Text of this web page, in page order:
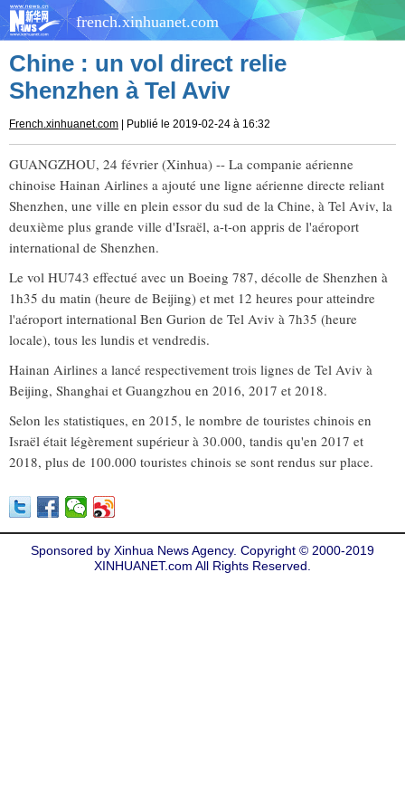
french.xinhuanet.com
Chine : un vol direct relie
Shenzhen à Tel Aviv
French.xinhuanet.com | Publié le 2019-02-24 à 16:32
GUANGZHOU, 24 février (Xinhua) -- La companie aérienne
chinoise Hainan Airlines a ajouté une ligne aérienne directe reliant
Shenzhen, une ville en plein essor du sud de la Chine, à Tel Aviv, la
deuxième plus grande ville d'Israël, a-t-on appris de l'aéroport
international de Shenzhen.
Le vol HU743 effectué avec un Boeing 787, décolle de Shenzhen à
1h35 du matin (heure de Beijing) et met 12 heures pour atteindre
l'aéroport international Ben Gurion de Tel Aviv à 7h35 (heure
locale), tous les lundis et vendredis.
Hainan Airlines a lancé respectivement trois lignes de Tel Aviv à
Beijing, Shanghai et Guangzhou en 2016, 2017 et 2018.
Selon les statistiques, en 2015, le nombre de touristes chinois en
Israël était légèrement supérieur à 30.000, tandis qu'en 2017 et
2018, plus de 100.000 touristes chinois se sont rendus sur place.
Sponsored by Xinhua News Agency. Copyright © 2000-2019
XINHUANET.com All Rights Reserved.